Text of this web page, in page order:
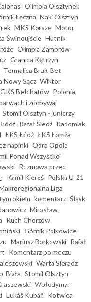
Olimpia Olsztynek
Łęczna Naki Olsztyn
MKS Korsze Motor
Świnoujście Hutnik
Olimpia Zambrów
Granica Kętrzyn
Termalica Bruk-Bet
Nowy Sącz Wiktor
GKS Bełchatów Polonia
i zdobywaj
Stomil Olsztyn - juniorzy
Łódź Rafał Śledź Radomiak
ŁKS Łódź ŁKS Łomża
napinki Odra Opole
Ponad Wszystko"
Rozmowa przed
Kamil Kiereś Polska U-21
Liga
okiem komentarz Śląsk
Mirosław
Ruch Chorzów
Górnik Polkowice
Mariusz Borkowski Rafał
Komentarz po meczu
Warta Sieradz
Biała Stomil Olsztyn -
Wołodymyr
Lukáš Kubáň Kotwica